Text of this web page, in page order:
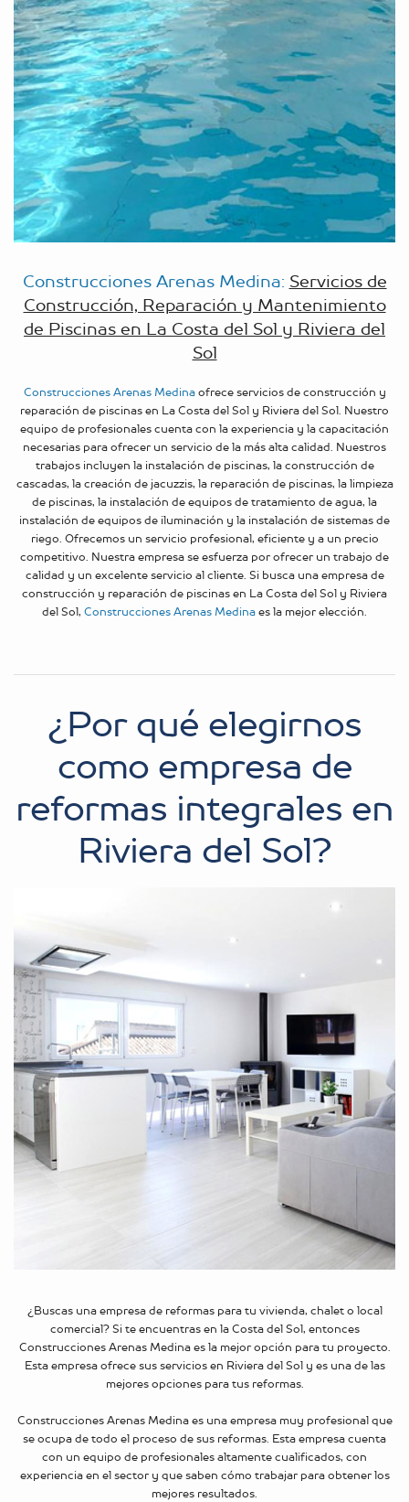
Construcciones Arenas Medina: Servicios de
Construcción, Reparación y Mantenimiento
de Piscinas en La Costa del Sol y Riviera del
Sol
Construcciones Arenas Medinaofrece servicios de construcción y
reparación de piscinas en La Costa del Sol y Riviera del Sol. Nuestro
equipo de profesionales cuenta con la experiencia y la capacitación
necesarias para ofrecer un servicio de la más alta calidad. Nuestros
trabajos incluyen la instalación de piscinas, la construcción de
cascadas, la creación de jacuzzis, la reparación de piscinas, la limpieza
de piscinas, la instalación de equipos de tratamiento de agua, la
instalación de equipos de iluminación y la instalación de sistemas de
riego. Ofrecemos un servicio profesional, eficiente y a un precio
competitivo. Nuestra empresa se esfuerza por ofrecer un trabajo de
calidad y un excelente servicio al cliente. Si busca una empresa de
construcción y reparación de piscinas en La Costa del Sol y Riviera
del Sol, Construcciones Arenas Medinaes la mejor elección.
¿Por qué elegirnos
como empresa de
reformas integrales en
Riviera del Sol?
¿Buscas una empresa de reformas para tu vivienda, chalet o local
comercial? Si te encuentras en la Costa del Sol, entonces
Construcciones Arenas Medina es la mejor opción para tu proyecto.
Esta empresa ofrece sus servicios en Riviera del Sol y es una de las
mejores opciones para tus reformas.
Construcciones Arenas Medina es una empresa muy profesional que
se ocupa de todo el proceso de sus reformas. Esta empresa cuenta
con un equipo de profesionales altamente cualificados, con
experiencia en el sector y que saben cómo trabajar para obtener los
mejores resultados.